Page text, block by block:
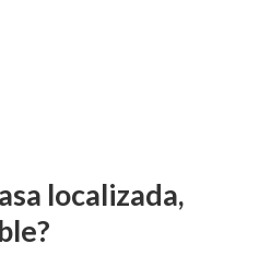
localizada,